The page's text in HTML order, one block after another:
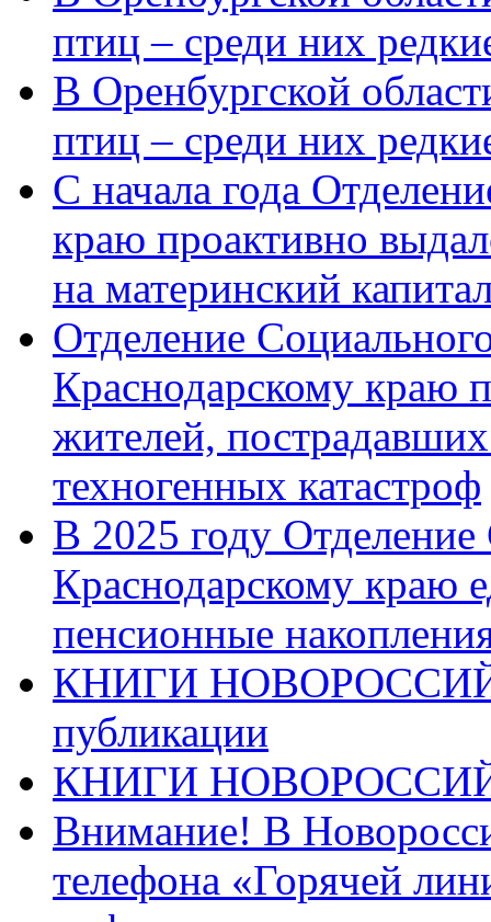
птиц – среди них
В Оренбургской
птиц – среди них
С начала года
краю проактивно
на материнский
Отделение
Краснодарскому краю
жителей,
техногенных катастроф
В 2025 году
Краснодарскому краю
пенсионные
КНИГИ
публикации
КНИГИ
Внимание! В
телефона «Горячей